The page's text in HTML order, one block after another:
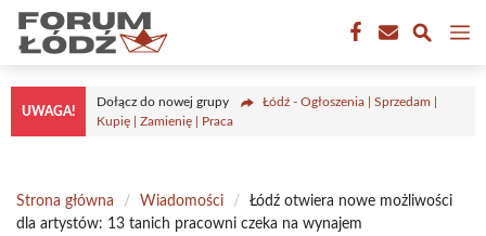
Przejdź
treści
UWAGA!
Dołącz do nowej grupy
Łódź - Ogłoszenia | Sprzedam |
Kupię | Zamienię | Praca
Strona główna / Wiadomości /
Łódź otwiera nowe możliwości
dla artystów: 13 tanich pracowni czeka na wynajem